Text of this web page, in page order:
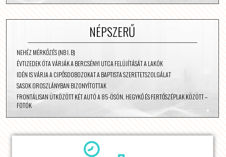
NÉPSZERŰ
NEHÉZ MÉRKŐZÉS (NB I. B)
ÉVTIZEDEK ÓTA VÁRJÁK A BERCSÉNYI UTCA FELÚJÍTÁSÁT A LAKÓK
IDÉN IS VÁRJA A CIPŐSDOBOZOKAT A BAPTISTA SZERETETSZOLGÁLAT
SASOK OROSZLÁNYBAN BIZONYÍTOTTAK
FRONTÁLISAN ÜTKÖZÖTT KÉT AUTÓ A 85-ÖSÖN, HEGYKŐ ÉS FERTŐSZÉPLAK KÖZÖTT –
FOTÓK